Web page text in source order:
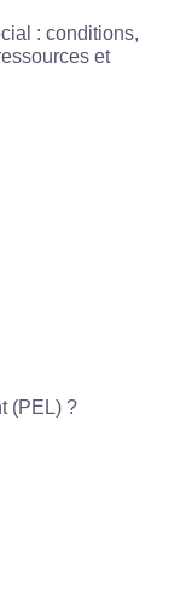
: conditions,
et
(PEL) ?